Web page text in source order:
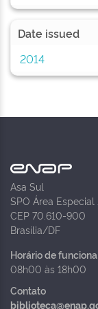
Date issued
2014
Asa Sul
SPO Área Especial
CEP 70.610-900
Brasília/DF
Horário de
08h00 às 18h00
Contato